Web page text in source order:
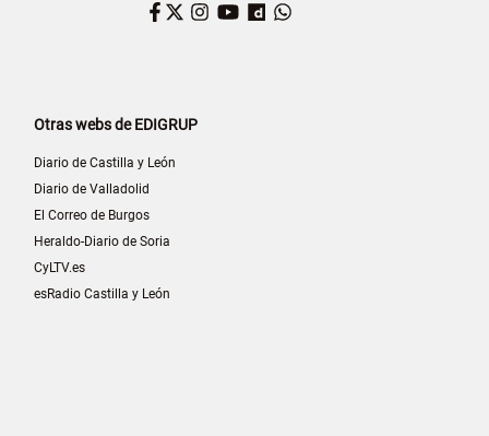
Facebook
Twitter
Instagram
YouTube
Dailymotion
Otras webs de EDIGRUP
Diario de Castilla y León
Diario de Valladolid
El Correo de Burgos
Heraldo-Diario de Soria
CyLTV.es
esRadio Castilla y León